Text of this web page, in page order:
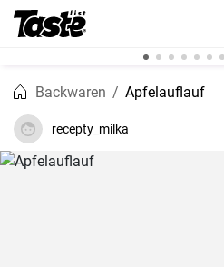
Backwaren Apfelauflauf
recepty_milka